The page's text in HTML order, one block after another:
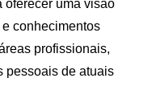
oferecer uma visão
conhecimentos
profissionais,
pessoais de atuais